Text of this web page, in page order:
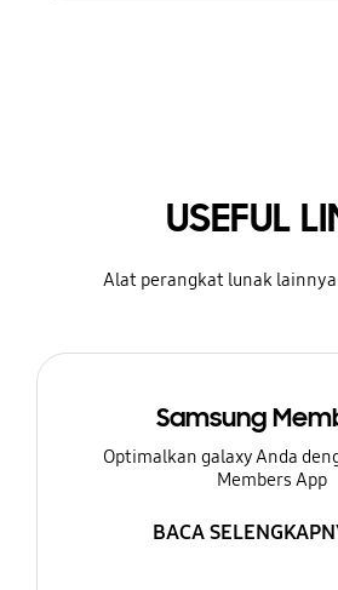
USEFUL
Alat perangkat lunak
Samsung
Optimalkan galaxy Anda
Members App
BACA